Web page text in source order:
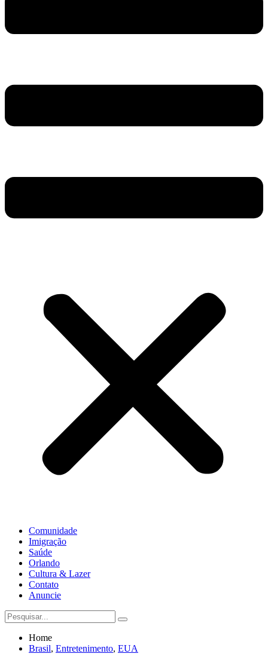
Comunidade
Imigração
Saúde
Orlando
Cultura & Lazer
Contato
Anuncie
Home
Brasil, Entretenimento, EUA